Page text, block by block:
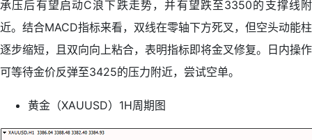
承压后有望启动C浪下跌走势，并有望跌至3350的支撑线附
近。结合MACD指标来看，双线在零轴下方死叉，但空头动能柱
逐步缩短，且双向向上粘合，表明指标即将金叉修复。日内操作
可等待金价反弹至3425的压力附近，尝试空单。
黄金（XAUUSD）1H周期图